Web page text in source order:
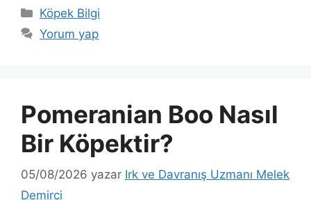
Kategoriler
Köpek Bilgi
Yorum yap
Pomeranian Boo Nasıl
Bir Köpektir?
05/08/2026 yazar Irk ve Davranış Uzmanı Melek
Demirci